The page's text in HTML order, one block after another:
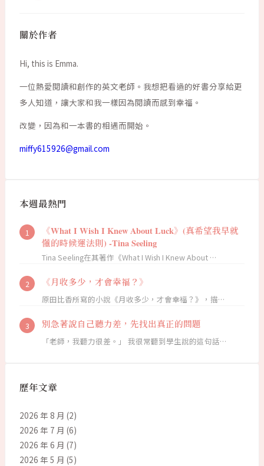
關於作者
Hi, this is Emma.
一位熱愛閱讀和創作的英文老師。我想把看過的好書分享給更
多人知道，讓大家和我一樣因為閱讀而感到幸福。
改變，因為和一本書的相遇而開始。
miffy615926@gmail.com
本週最熱門
《What I Wish I Knew About Luck》(真希望我早就
懂的時候運法則) -Tina Seeling
Tina Seeling在其著作《What I Wish I Knew About …
《月收多少，才會幸福？》
原田比香所寫的小說《月收多少，才會幸福？》，描…
別急著說自己聽力差，先找出真正的問題
「老師，我聽力很差。」 我很常聽到學生說的這句話…
歷年文章
2026 年 8 月 (2)
2026 年 7 月 (6)
2026 年 6 月 (7)
2026 年 5 月 (5)